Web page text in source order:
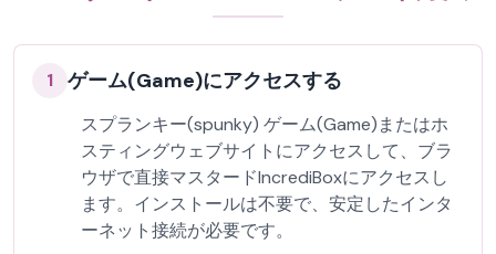
1 ゲーム(Game)にアクセスする
スプランキー(spunky) ゲーム(Game)またはホ
スティングウェブサイトにアクセスして、ブラ
ウザで直接マスタードIncrediBoxにアクセスし
ます。インストールは不要で、安定したインタ
ーネット接続が必要です。